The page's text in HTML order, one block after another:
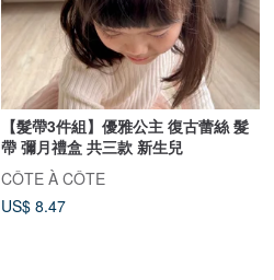
【髮帶3件組】優雅公主 復古蕾絲 髮
帶 彌月禮盒 共三款 新生兒
CÔTE À CÔTE
US$ 8.47